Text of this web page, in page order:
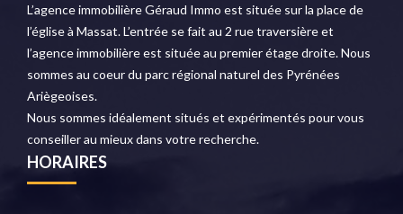
L’agence immobilière Géraud Immo est située sur la place de
l’église à Massat. L’entrée se fait au 2 rue traversière et
l’agence immobilière est située au premier étage droite. Nous
sommes au coeur du parc régional naturel des Pyrénées
Ariègeoises.
Nous sommes idéalement situés et expérimentés pour vous
conseiller au mieux dans votre recherche.
HORAIRES